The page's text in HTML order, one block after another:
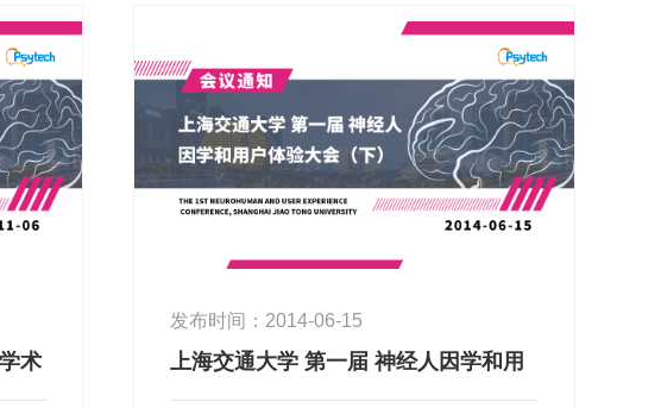
术
发布时间：2014-06-15
上海交通大学 第一届 神经人因学和用